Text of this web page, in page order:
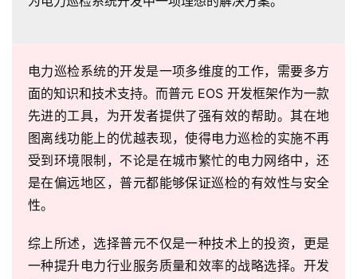
电力巡检系统的开发是一项多维度的工作，需要多方
面的知识和技术支持。而普元 EOS 开发框架作为一款
先进的工具，为开发者提供了强有效的帮助。其在地
图离线功能上的优越表现，使得电力巡检的实施不再
受到环境限制，不论是在城市繁忙的电力网络中，还
是在偏远地区，普元都能够保证巡检的有效性与安全
性。
综上所述，选择普元不仅是一种技术上的投资，更是
一种提升电力行业服务质量和效率的战略选择。开发